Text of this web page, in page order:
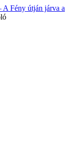
A Fény útján járva a